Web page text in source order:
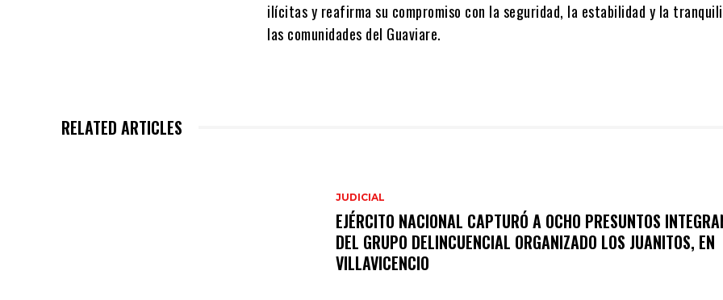
ilícitas y reafirma su compromiso con la seguridad, la estabilidad y la
las comunidades del Guaviare.
RELATED ARTICLES
JUDICIAL
EJÉRCITO NACIONAL CAPTURÓ A OCHO PRESUNTOS
DEL GRUPO DELINCUENCIAL ORGANIZADO LOS JUANITOS, EN
VILLAVICENCIO